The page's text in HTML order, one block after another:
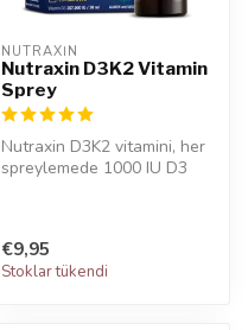
NUTRAXIN
Nutraxin D3K2 Vitamin
Sprey
Nutraxin D3K2 vitamini, her
spreylemede 1000 IU D3
€9,95
Stoklar tükendi